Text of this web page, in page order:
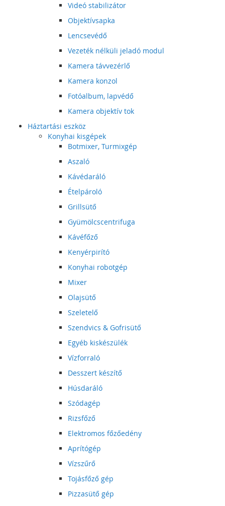
Videó stabilizátor
Objektívsapka
Lencsevédő
Vezeték nélküli jeladó modul
Kamera távvezérlő
Kamera konzol
Fotóalbum, lapvédő
Kamera objektív tok
Háztartási eszköz
Konyhai kisgépek
Botmixer, Turmixgép
Aszaló
Kávédaráló
Ételpároló
Grillsütő
Gyümölcscentrifuga
Kávéfőző
Kenyérpirító
Konyhai robotgép
Mixer
Olajsütő
Szeletelő
Szendvics & Gofrisütő
Egyéb kiskészülék
Vízforraló
Desszert készítő
Húsdaráló
Szódagép
Rizsfőző
Elektromos főzőedény
Aprítógép
Vízszűrő
Tojásfőző gép
Pizzasütő gép